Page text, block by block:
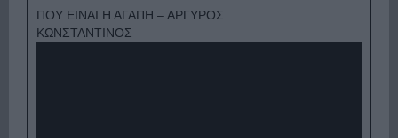
ΠΟΥ ΕΙΝΑΙ Η ΑΓΑΠΗ – ΑΡΓΥΡΟΣ
ΚΩΝΣΤΑΝΤΙΝΟΣ